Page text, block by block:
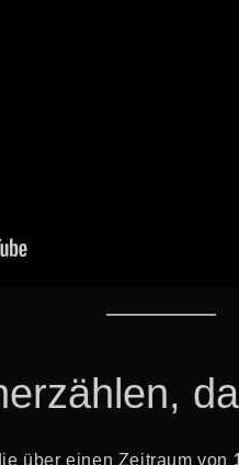
über einen Zeitraum von